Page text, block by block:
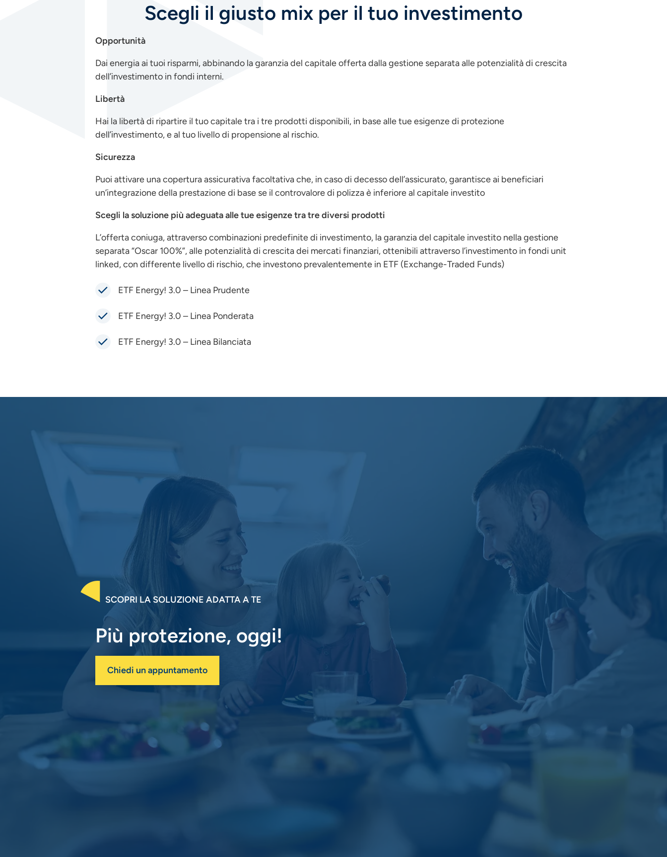
Scegli il giusto mix per il tuo investimento
Opportunità
Dai energia ai tuoi risparmi, abbinando la garanzia del capitale offerta dalla gestione separata alle potenzialità di crescita
dell’investimento in fondi interni.
Libertà
Hai la libertà di ripartire il tuo capitale tra i tre prodotti disponibili, in base alle tue esigenze di protezione
dell’investimento, e al tuo livello di propensione al rischio.
Sicurezza
Puoi attivare una copertura assicurativa facoltativa che, in caso di decesso dell’assicurato, garantisce ai beneficiari
un’integrazione della prestazione di base se il controvalore di polizza è inferiore al capitale investito
Scegli la soluzione più adeguata alle tue esigenze tra tre diversi prodotti
L’offerta coniuga, attraverso combinazioni predefinite di investimento, la garanzia del capitale investito nella gestione
separata “Oscar 100%”, alle potenzialità di crescita dei mercati finanziari, ottenibili attraverso l’investimento in fondi unit
linked, con differente livello di rischio, che investono prevalentemente in ETF (Exchange-Traded Funds)
ETF Energy! 3.0 – Linea Prudente
ETF Energy! 3.0 – Linea Ponderata
ETF Energy! 3.0 – Linea Bilanciata
SCOPRI LA SOLUZIONE ADATTA A TE
Più protezione, oggi!
Chiedi un appuntamento